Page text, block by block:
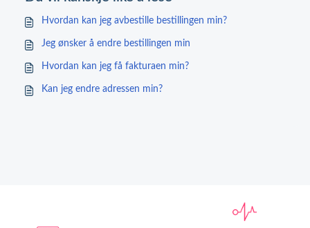
Hvordan kan jeg avbestille bestillingen min?
Jeg ønsker å endre bestillingen min
Hvordan kan jeg få fakturaen min?
Kan jeg endre adressen min?